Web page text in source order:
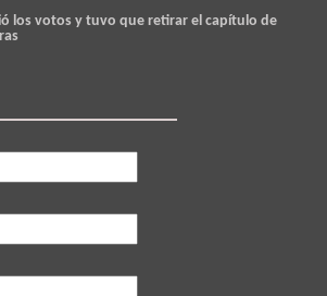
los votos y tuvo que retirar el capítulo de